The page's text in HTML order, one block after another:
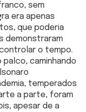
sem
era apenas
que poderia
demonstraram
o tempo.
palco, caminhando
temperados
a parte, foram
apesar de a